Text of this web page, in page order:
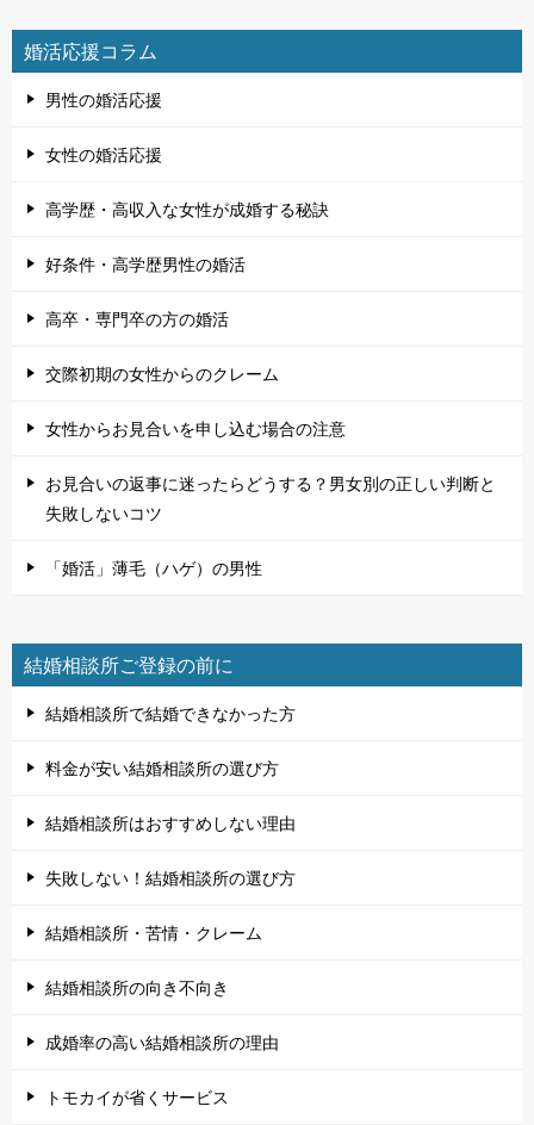
婚活応援コラム
男性の婚活応援
女性の婚活応援
高学歴・高収入な女性が成婚する秘訣
好条件・高学歴男性の婚活
高卒・専門卒の方の婚活
交際初期の女性からのクレーム
女性からお見合いを申し込む場合の注意
お見合いの返事に迷ったらどうする？男女別の正しい判断と
失敗しないコツ
「婚活」薄毛（ハゲ）の男性
結婚相談所ご登録の前に
結婚相談所で結婚できなかった方
料金が安い結婚相談所の選び方
結婚相談所はおすすめしない理由
失敗しない！結婚相談所の選び方
結婚相談所・苦情・クレーム
結婚相談所の向き不向き
成婚率の高い結婚相談所の理由
トモカイが省くサービス